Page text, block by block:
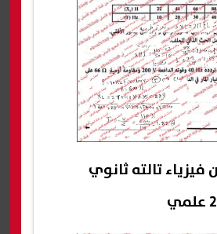
فيزياء تالته ثانوي